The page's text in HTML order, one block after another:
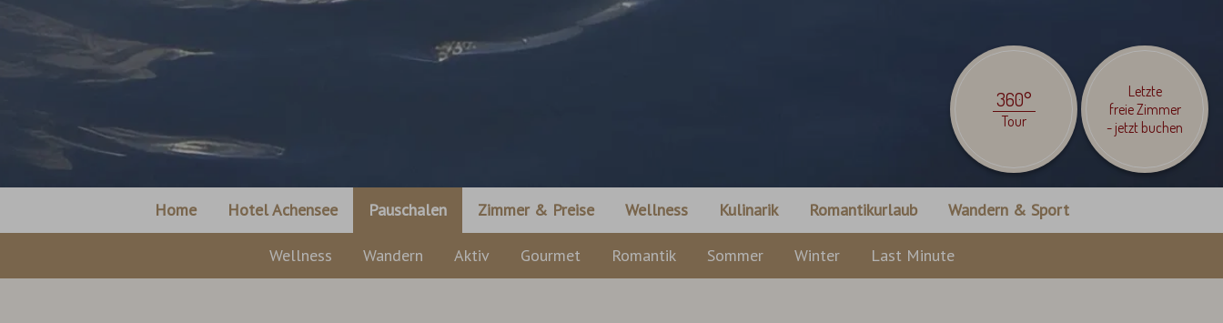
360°
Tour
Letzte
freie Zimmer
- jetzt buchen
Home Hotel Achensee Pauschalen Zimmer & Preise Wellness Kulinarik Romantikurlaub Wandern & Sport
Wellness Wandern Aktiv Gourmet Romantik Sommer Winter Last Minute